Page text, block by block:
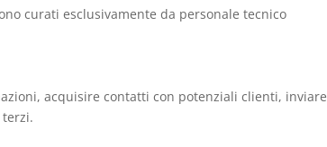
curati esclusivamente da personale tecnico
acquisire contatti con potenziali clienti, inviare